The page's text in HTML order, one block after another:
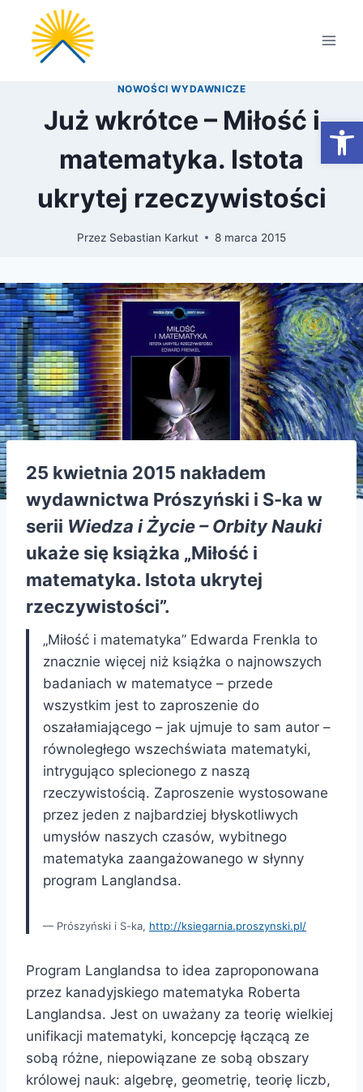
Przejdź
treści
NOWOŚCI WYDAWNICZE
Już wkrótce – Miłość i
matematyka. Istota
ukrytej rzeczywistości
Przez Sebastian Karkut 8 marca 2015
25 kwietnia 2015 nakładem
wydawnictwa Prószyński i S-ka w
serii Wiedza i Życie – Orbity Nauki
ukaże się książka „Miłość i
matematyka. Istota ukrytej
rzeczywistości”.
„Miłość i matematyka” Edwarda Frenkla to
znacznie więcej niż książka o najnowszych
badaniach w matematyce – przede
wszystkim jest to zaproszenie do
oszałamiającego – jak ujmuje to sam autor –
równoległego wszechświata matematyki,
intrygująco splecionego z naszą
rzeczywistością. Zaproszenie wystosowane
przez jeden z najbardziej błyskotliwych
umysłów naszych czasów, wybitnego
matematyka zaangażowanego w słynny
program Langlandsa.
Prószyński i S-ka, http://ksiegarnia.proszynski.pl/
Program Langlandsa to idea zaproponowana
przez kanadyjskiego matematyka Roberta
Langlandsa. Jest on uważany za teorię wielkiej
unifikacji matematyki, koncepcję łączącą ze
sobą różne, niepowiązane ze sobą obszary
królowej nauk: algebrę, geometrię, teorię liczb,